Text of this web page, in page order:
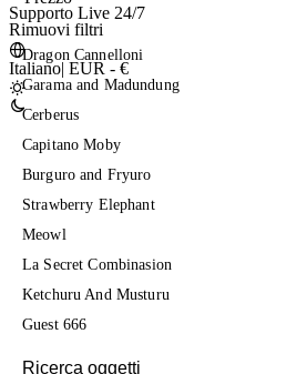
Supporto Live 24/7
Italiano| EUR - €
Rimuovi filtri
Dragon Cannelloni
Garama and Madundung
Cerberus
Capitano Moby
Burguro and Fryuro
Strawberry Elephant
Meowl
La Secret Combinasion
Ketchuru And Musturu
Guest 666